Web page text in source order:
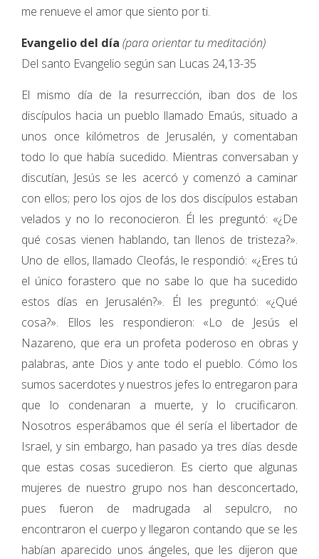
me renueve el amor que siento por ti.
Evangelio del día (para orientar tu meditación)
Del santo Evangelio según san Lucas 24,13-35
El mismo día de la resurrección, iban dos de los
discípulos hacia un pueblo llamado Emaús, situado a
unos once kilómetros de Jerusalén, y comentaban
todo lo que había sucedido. Mientras conversaban y
discutían, Jesús se les acercó y comenzó a caminar
con ellos; pero los ojos de los dos discípulos estaban
velados y no lo reconocieron. Él les preguntó: «¿De
qué cosas vienen hablando, tan llenos de tristeza?».
Uno de ellos, llamado Cleofás, le respondió: «¿Eres tú
el único forastero que no sabe lo que ha sucedido
estos días en Jerusalén?». Él les preguntó: «¿Qué
cosa?». Ellos les respondieron: «Lo de Jesús el
Nazareno, que era un profeta poderoso en obras y
palabras, ante Dios y ante todo el pueblo. Cómo los
sumos sacerdotes y nuestros jefes lo entregaron para
que lo condenaran a muerte, y lo crucificaron.
Nosotros esperábamos que él sería el libertador de
Israel, y sin embargo, han pasado ya tres días desde
que estas cosas sucedieron. Es cierto que algunas
mujeres de nuestro grupo nos han desconcertado,
pues fueron de madrugada al sepulcro, no
encontraron el cuerpo y llegaron contando que se les
habían aparecido unos ángeles, que les dijeron que